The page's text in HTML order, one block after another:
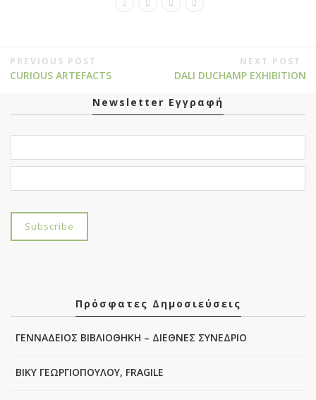
PREVIOUS POST
CURIOUS ARTEFACTS
NEXT POST
DALI DUCHAMP EXHIBITION
Newsletter Εγγραφή
Πρόσφατες Δημοσιεύσεις
ΓΕΝΝΑΔΕΙΟΣ ΒΙΒΛΙΟΘΗΚΗ – ΔΙΕΘΝΕΣ ΣΥΝΕΔΡΙΟ
ΒΙΚΥ ΓΕΩΡΓΙΟΠΟΥΛΟΥ, FRAGILE